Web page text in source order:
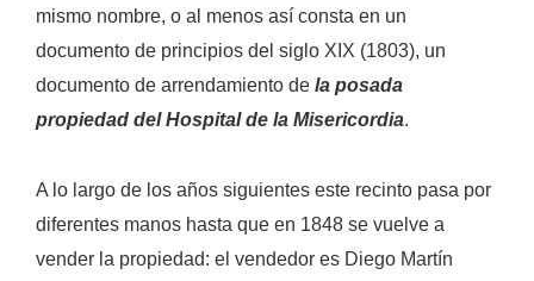
mismo nombre, o al menos así consta en un
documento de principios del siglo XIX (1803), un
documento de arrendamiento de la posada
propiedad del Hospital de la Misericordia.
A lo largo de los años siguientes este recinto pasa por
diferentes manos hasta que en 1848 se vuelve a
vender la propiedad: el vendedor es Diego Martín